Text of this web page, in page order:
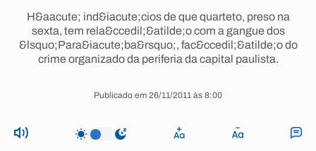
H&aacute; ind&iacute;cios de que quarteto, preso na
sexta, tem rela&ccedil;&atilde;o com a gangue dos
&lsquo;Para&iacute;ba&rsquo;, fac&ccedil;&atilde;o do
crime organizado da periferia da capital paulista.
Publicado em 26/11/2011 às 8:00